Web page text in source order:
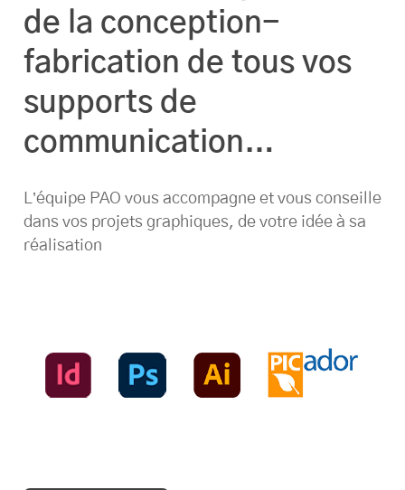
de la conception-
fabrication de tous vos
supports de
communication…
L’équipe PAO vous accompagne et vous conseille
dans vos projets graphiques, de votre idée à sa
réalisation